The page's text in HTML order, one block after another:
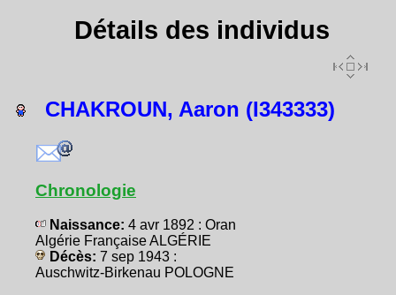
Détails des individus
CHAKROUN, Aaron (I343333)
Chronologie
Naissance: 4 avr 1892 : Oran
Algérie Française ALGÉRIE
Décès: 7 sep 1943 :
Auschwitz-Birkenau POLOGNE